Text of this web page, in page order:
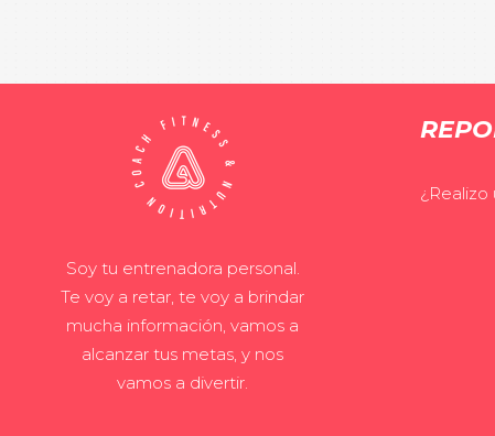
Soy tu entrenadora personal.
Te voy a retar, te voy a brindar
mucha información, vamos a
alcanzar tus metas, y nos
vamos a divertir.
¿Realizo